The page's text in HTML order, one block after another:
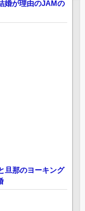
婚が理由のJAMの
旦那のヨーキング